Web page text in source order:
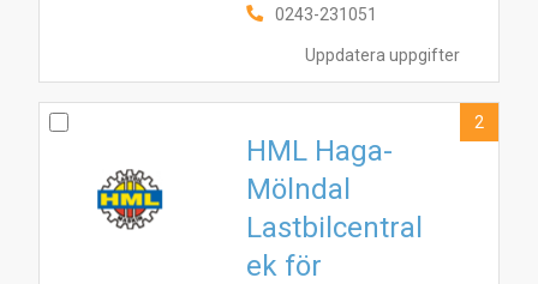
Uppdatera uppgifter
0243-231051
HML Haga-
Mölndal
Lastbilcentral
ek för
2